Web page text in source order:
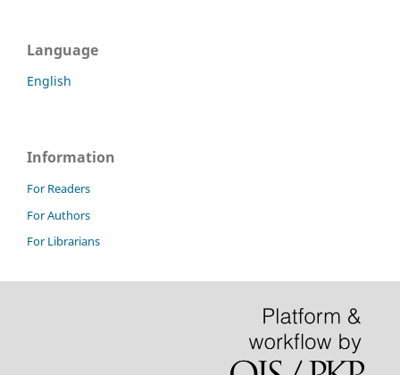
Language
English
Information
For Readers
For Authors
For Librarians